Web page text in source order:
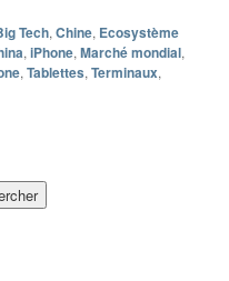
Tech,Chine, Ecosystème
,iPhone,Marché mondial,
,Tablettes,Terminaux,